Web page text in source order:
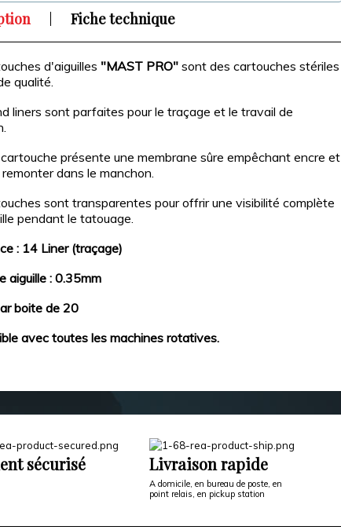
Fiche technique
d'aiguilles "MAST PRO" sont des cartouches stériles
qualité.
liners sont parfaites pour le traçage et le travail de
présente une membrane sûre empêchant encre et
dans le manchon.
sont transparentes pour offrir une visibilité complète
pendant le tatouage.
: 14 Liner (traçage)
aiguille : 0.35mm
boite de 20
avec toutes les machines rotatives.
sécurisé Livraison rapide
A domicile, en bureau de poste, en
point relais, en pickup station